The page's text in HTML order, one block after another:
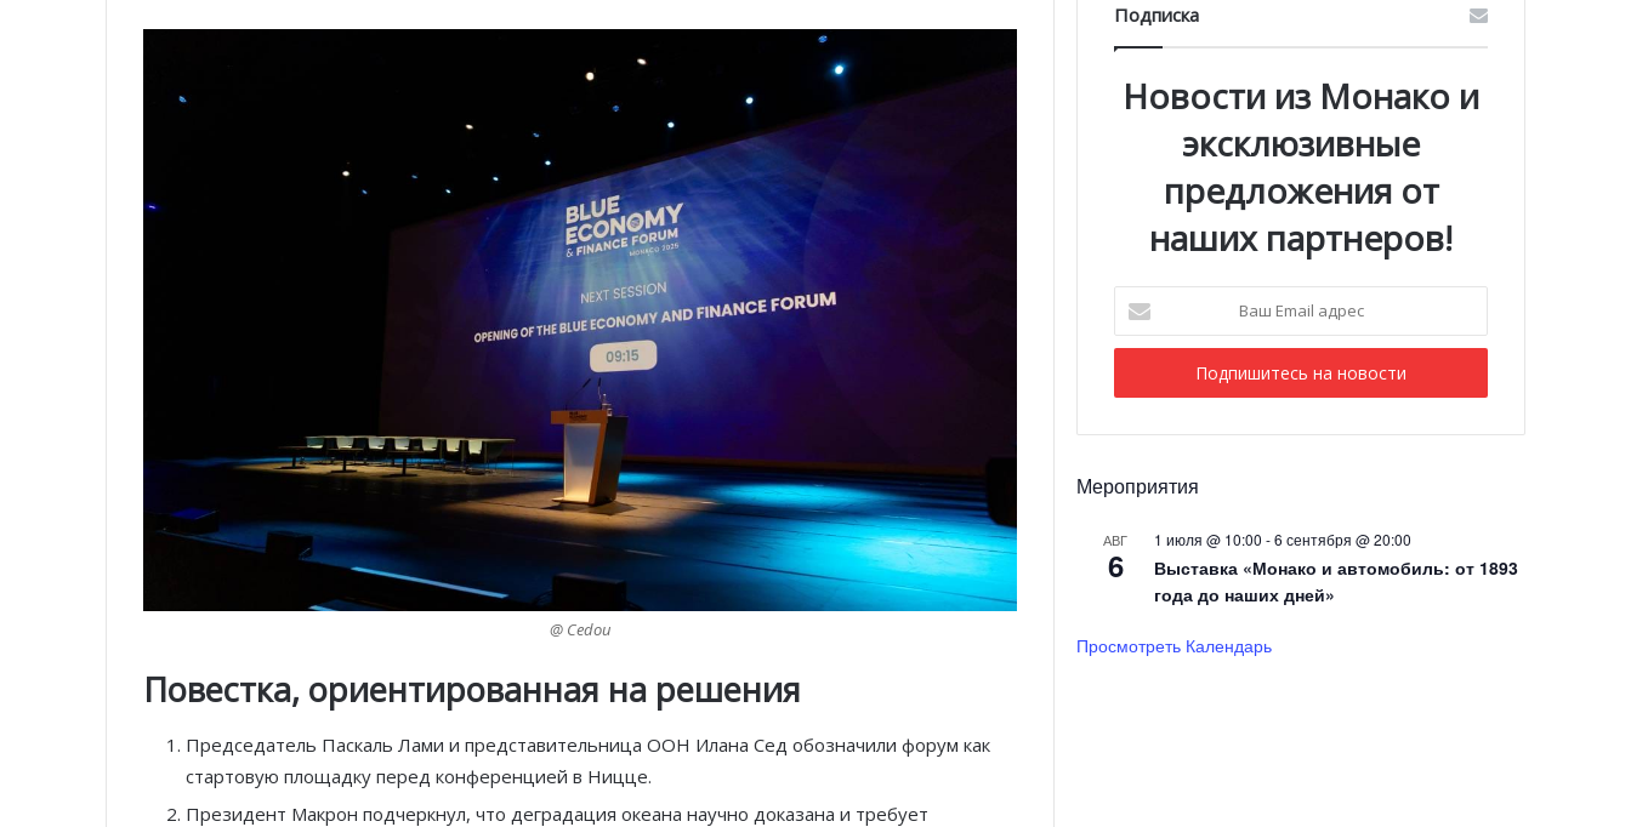
@ Cedou
Повестка, ориентированная на решения
Председатель Паскаль Лами и представительница ООН Илана Сед обозначили форум как
стартовую площадку перед конференцией в Ницце.
Президент Макрон подчеркнул, что деградация океана научно доказана и требует
Подписка
Новости из Монако и
эксклюзивные
предложения от
наших партнеров!
Email
адрес
Мероприятия
АВГ
6
1 июля @ 10:00 -6 сентября @ 20:00
Выставка «Монако и автомобиль: от 1893
года до наших дней»
Просмотреть Календарь